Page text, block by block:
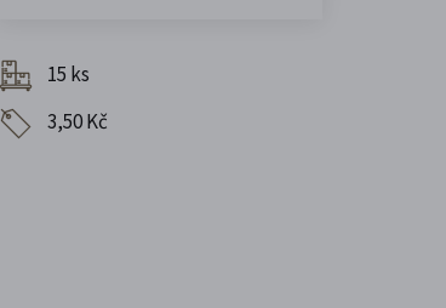
15 ks
3,50 Kč